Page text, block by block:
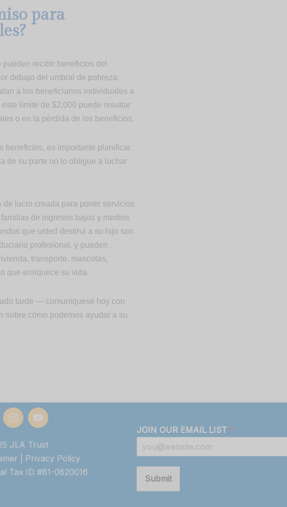
para
recibir beneficios del
debajo del umbral de pobreza.
a los beneficiarios individuales a
límite de $2,000 puede resultar
o en la pérdida de los beneficios.
beneficios, es importante planificar
de su parte no lo obligue a luchar
lucro creada para poner servicios
de ingresos bajos y medios
que usted destina a su hijo son
profesional, y pueden
transporte, mascotas,
que enriquece su vida.
tarde — comuníquese hoy con
sobre cómo podemos ayudar a su
JLA Trust
Privacy Policy
Tax ID #81-0820016
JOIN OUR EMAIL LIST *
Submit